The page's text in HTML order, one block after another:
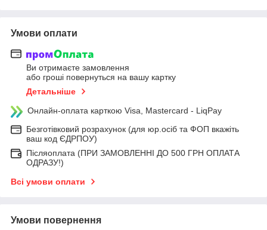
Умови оплати
Ви отримаєте замовлення
або гроші повернуться на вашу картку
Детальніше
Онлайн-оплата карткою Visa, Mastercard - LiqPay
Безготівковий розрахунок (для юр.осіб та ФОП вкажіть
ваш код ЄДРПОУ)
Післяоплата (ПРИ ЗАМОВЛЕННІ ДО 500 ГРН ОПЛАТА
ОДРАЗУ!)
Всі умови оплати
Умови повернення